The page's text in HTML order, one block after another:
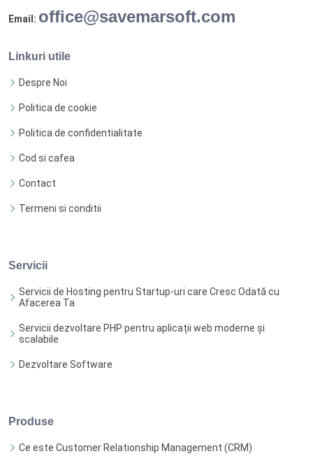
Email: office@savemarsoft.com
Linkuri utile
Despre Noi
Politica de cookie
Politica de confidentialitate
Cod si cafea
Contact
Termeni si conditii
Servicii
Servicii de Hosting pentru Startup-uri care Cresc Odată cu
Afacerea Ta
Servicii dezvoltare PHP pentru aplicații web moderne și
scalabile
Dezvoltare Software
Produse
Ce este Customer Relationship Management (CRM)